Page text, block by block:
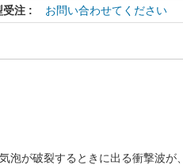
受注 : お問い合わせてください
泡が破裂するときに出る衝撃波が、